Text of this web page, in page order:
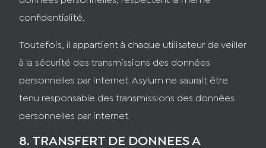
confidentialité.
Toutefois, il appartient à chaque utilisateur de veiller
à la sécurité des transmissions des données
personnelles par internet. Asylum ne saurait être
tenu responsable des transmissions des données
personnelles par internet.
8. TRANSFERT DE DONNEES A